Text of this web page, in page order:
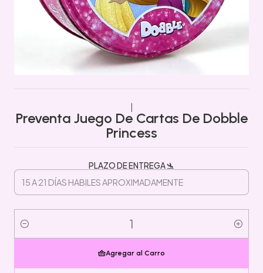
Preventa Juego De Cartas De Dobble
Princess
PLAZO DE ENTREGA 🛬
Cantidad
Agregar al Carro